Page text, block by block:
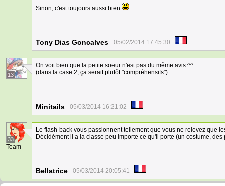
Sinon, c'est toujours aussi bien
Tony Dias Goncalves 05/02/2014 17:45:30
13
On voit bien que la petite soeur n'est pas du même avis ^^
(dans la case 2, ça serait plutôt "compréhensifs")
Minitails 05/03/2014 16:21:02
33
Team
Le flash-back vous passionnent tellement que vous ne relevez que
Décidément il a la classe peu importe ce qu'il porte (un costume, des
Bellatrice 05/03/2014 20:05:41